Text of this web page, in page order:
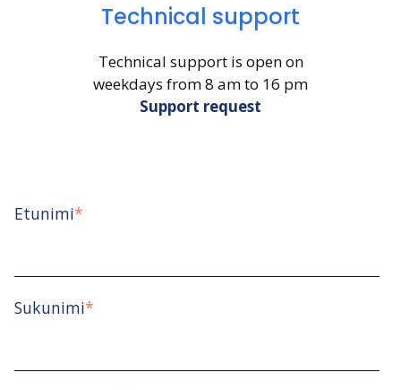
Etunimi*
Sukunimi*
Technical support
Technical support is open on
weekdays from 8 am to 16 pm
Support request